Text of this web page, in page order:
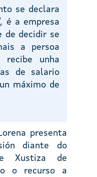
se declara
é a empresa
de decidir se
a persoa
recibe unha
de salario
máximo de
presenta
diante do
Xustiza de
o recurso a